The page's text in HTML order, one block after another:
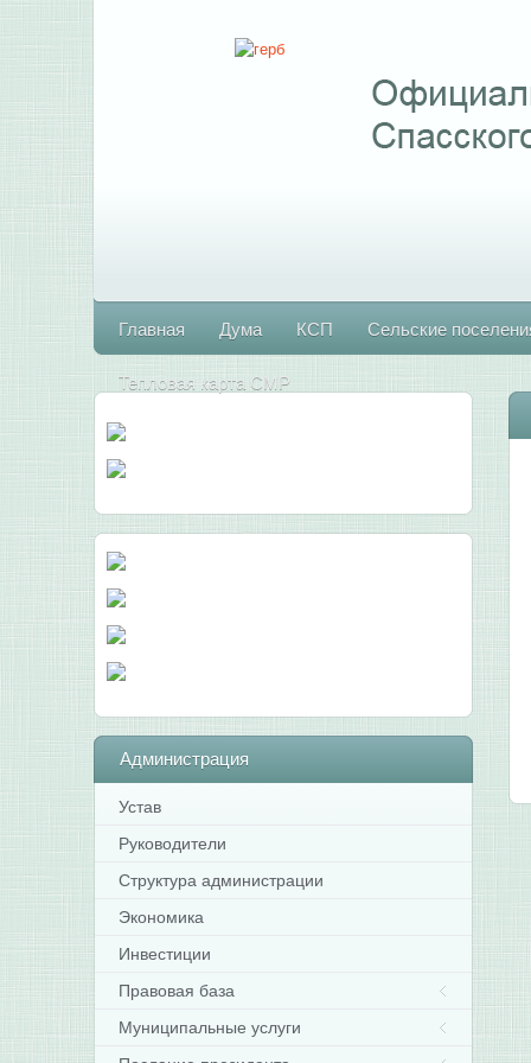
Главная Дума КСП Сельские
Тепловая карта СМР
Администрация
Устав
Руководители
Структура администрации
Экономика
Инвестиции
Правовая база
Муниципальные услуги